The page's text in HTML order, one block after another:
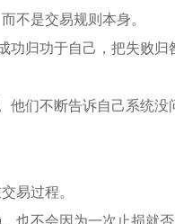
不是交易规则本身。
归功于自己，把失败归
他们不断告诉自己系统
易过程。
也不会因为一次止损就